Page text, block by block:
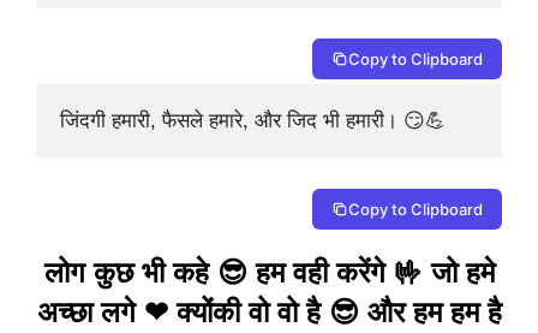
Copy to Clipboard
जिंदगी हमारी, फैसले हमारे, और जिद भी हमारी। 😏💪
Copy to Clipboard
लोग कुछ भी कहे 😎 हम वही करेंगे 🤟 जो हमे
अच्छा लगे ❤ क्योंकी वो वो है 😎 और हम हम है